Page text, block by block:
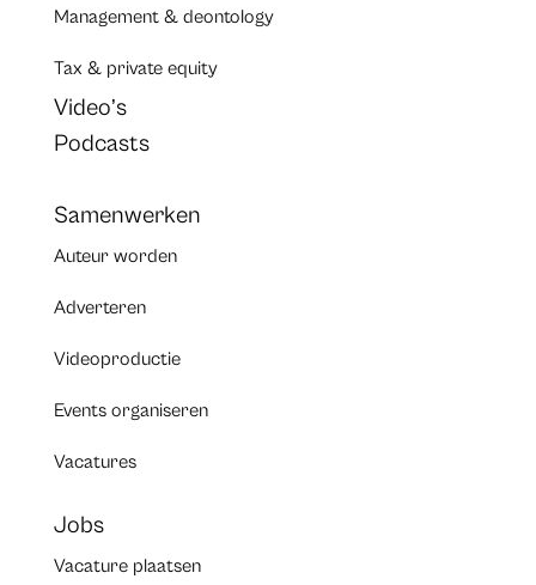
Management & deontology
Tax & private equity
Video’s
Podcasts
Samenwerken
Auteur worden
Adverteren
Videoproductie
Events organiseren
Vacatures
Jobs
Vacature plaatsen